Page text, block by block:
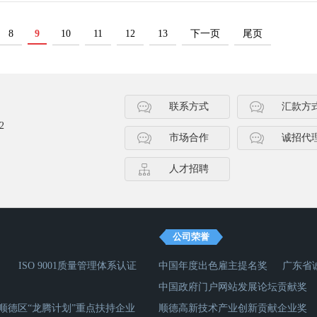
8 9 10 11 12 13 下一页 尾页
联系方式 汇款方
市场合作 诚招代
人才招聘
ISO 9001质量管理体系认证
德区“龙腾计划”重点扶持企业
公司荣誉
中国年度出色雇主提名奖
广东省
中国政府门户网站发展论坛贡献奖
顺德高新技术产业创新贡献企业奖